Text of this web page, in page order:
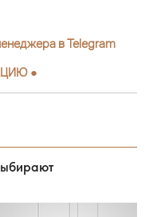
в Telegram
●